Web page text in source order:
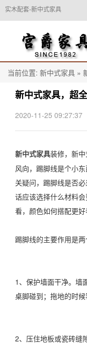
实木配套-新中式家具
当前位置: 新中式家具 »
新中式家具，超
2020-11-25 09:27:37
新中式家具装修，新
风向，踢脚线是个小
关疑问，踢脚线是否
话应该选择什么材料
看，颜色如何搭配更好
踢脚线的主要作用是
1、保护墙面干净。墙
桌脚碰到；拖地的时候
2、压住地板或瓷砖缝